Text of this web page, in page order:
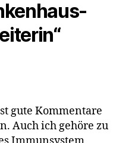
gute Kommentare
Auch ich gehöre zu